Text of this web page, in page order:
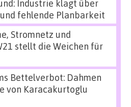
Industrie klagt über
fehlende Planbarkeit
Stromnetz und
stellt die Weichen für
Bettelverbot: Dahmen
von Karacakurtoglu